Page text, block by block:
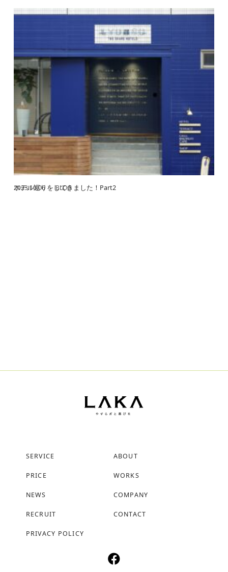
ホテル巡りをしてきました！Part2
2023.10.06 BLOG
SERVICE ABOUT
PRICE WORKS
NEWS COMPANY
RECRUIT CONTACT
PRIVACY POLICY